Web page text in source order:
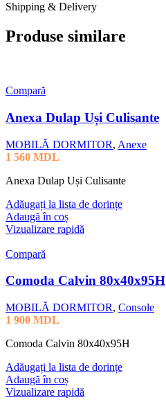
Shipping & Delivery
Produse similare
Compară
Anexa Dulap Uși Culisante
MOBILĂ DORMITOR, Anexe
1 560 MDL
Anexa Dulap Uși Culisante
Adăugați la lista de dorințe
Adaugă în coș
Vizualizare rapidă
Compară
Comoda Calvin 80x40x95H
MOBILĂ DORMITOR, Console
1 900 MDL
Comoda Calvin 80x40x95H
Adăugați la lista de dorințe
Adaugă în coș
Vizualizare rapidă